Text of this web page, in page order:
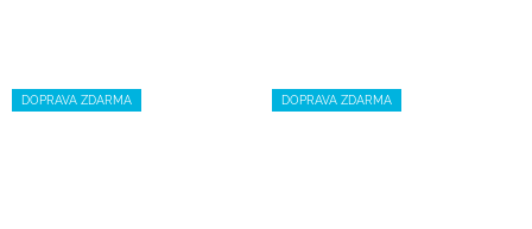
DOPRAVA ZDARMA DOPRAVA ZDARMA